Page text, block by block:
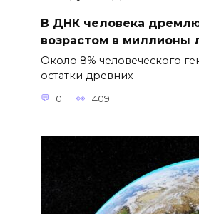
В ДНК человека
возрастом в миллионы
Около 8% человеческого
остатки древних
0 409